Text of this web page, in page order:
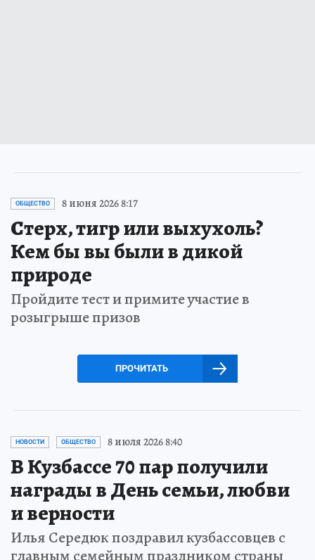
ОБЩЕСТВО 8 июня 2026 8:17
Стерх, тигр или выхухоль?
Кем бы вы были в дикой
природе
Пройдите тест и примите участие в
розыгрыше призов
ПРОЧИТАТЬ
НОВОСТИ ОБЩЕСТВО 8 июля 2026 8:40
В Кузбассе 70 пар получили
награды в День семьи, любви
и верности
Илья Середюк поздравил кузбассовцев с